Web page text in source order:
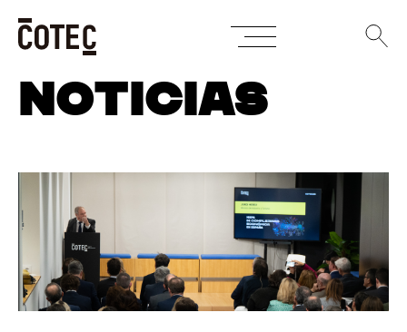
Skip
contentNOTICIAS